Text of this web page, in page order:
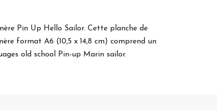
Pin Up Hello Sailor. Cette planche de
format A6 (10,5 x 14,8 cm) comprend un
old school Pin-up Marin sailor.